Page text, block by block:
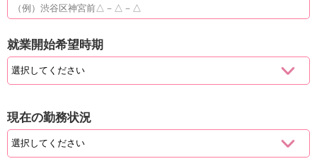
就業開始希望時期
現在の勤務状況